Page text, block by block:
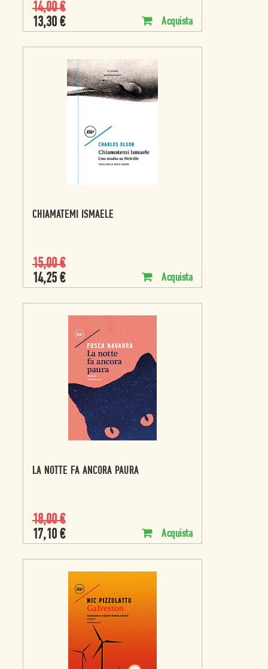
14,00€
13,30 € Acquista
CHIAMATEMI ISMAELE
15,00€
14,25 € Acquista
LA NOTTE FA ANCORA PAURA
18,00€
17,10 € Acquista